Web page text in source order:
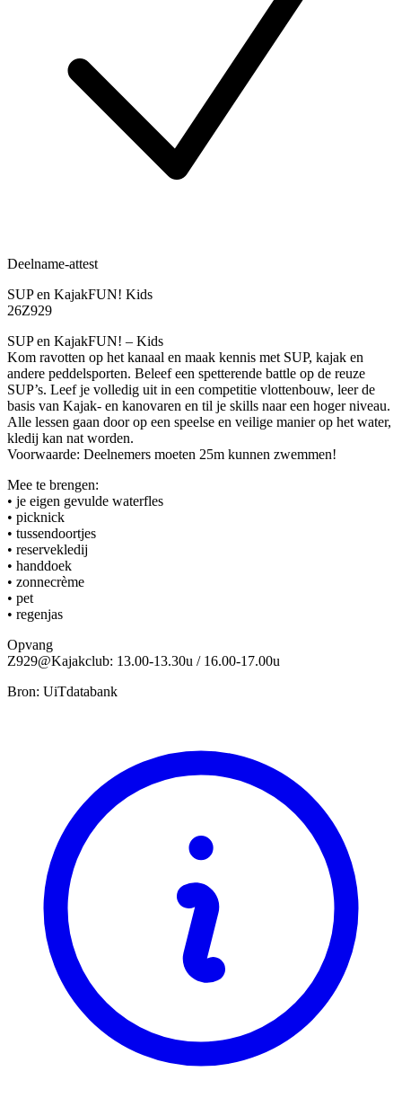
Deelname-attest
SUP en KajakFUN! Kids
26Z929
SUP en KajakFUN! – Kids
Kom ravotten op het kanaal en maak kennis met SUP, kajak en
andere peddelsporten. Beleef een spetterende battle op de reuze
SUP’s. Leef je volledig uit in een competitie vlottenbouw, leer de
basis van Kajak- en kanovaren en til je skills naar een hoger niveau.
Alle lessen gaan door op een speelse en veilige manier op het water,
kledij kan nat worden.
Voorwaarde: Deelnemers moeten 25m kunnen zwemmen!
Mee te brengen:
• je eigen gevulde waterfles
• picknick
• tussendoortjes
• reservekledij
• handdoek
• zonnecrème
• pet
• regenjas
Opvang
Z929@Kajakclub: 13.00-13.30u / 16.00-17.00u
Bron: UiTdatabank